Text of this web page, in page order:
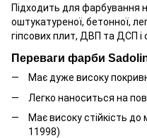
Підходить для фарбування
оштукатуреної, бетонної,
гіпсових плит, ДВП та ДСП
Переваги фарби
Має дуже високу
Легко наноситься на
Має високу стійкість
11998)